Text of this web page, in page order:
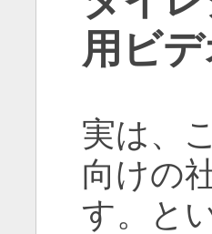
用ビデ
実は、
向けの
す。と